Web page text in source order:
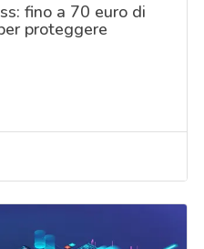
fino a 70 euro di
proteggere